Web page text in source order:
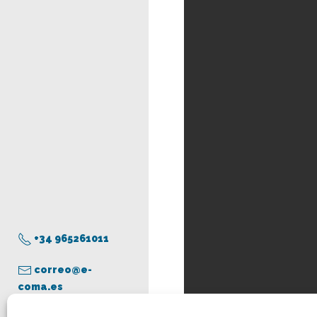
+34 965261011
correo@e-
coma.es